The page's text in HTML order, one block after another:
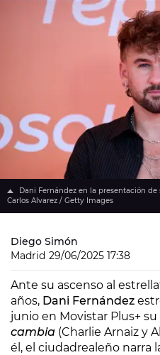
Dani Fernández en la presentación
Carlos Alvarez / Getty Images
Diego Simón
Madrid 29/06/2025 17:38
Ante su ascenso al
años, Dani Fernández
junio en Movistar Plus+
cambia (Charlie Arnaiz y
él, el ciudadrealeño narra